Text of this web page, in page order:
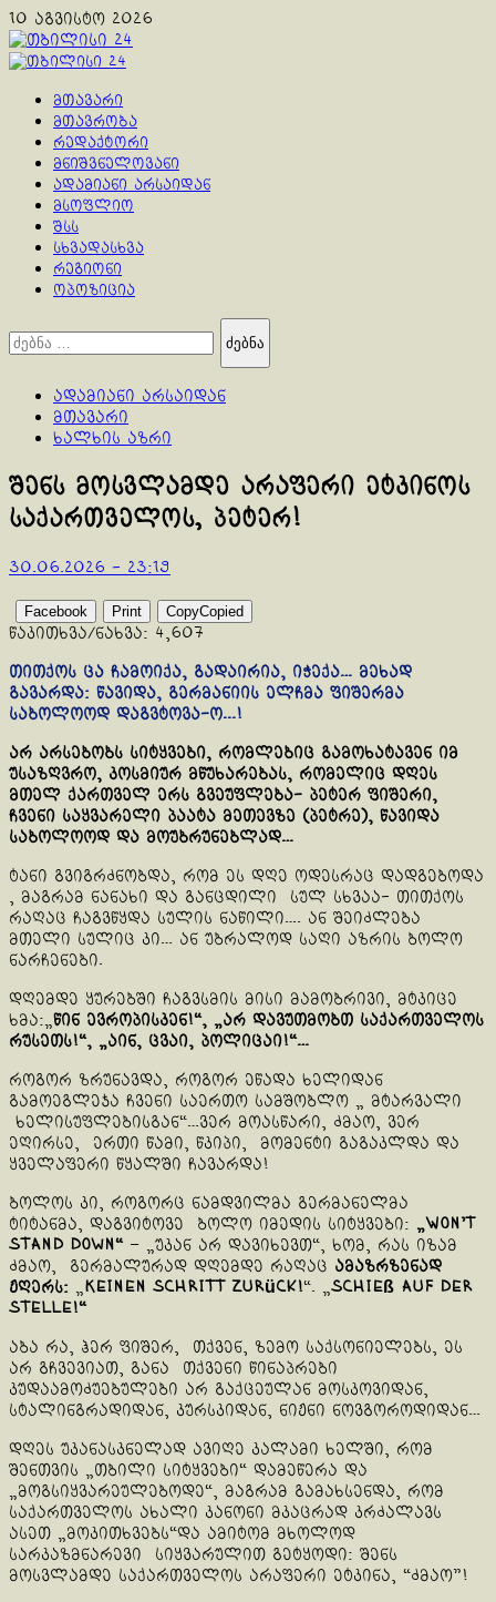
Skip
to
content
10 აგვისტო 2026
Primary
მთავარი
მთავრობა
რედაქტორი
მნიშვნელოვანი
ადამიანი არსაიდან
მსოფლიო
შსს
სხვადასხვა
რეგიონი
ოპოზიცია
ძებნა:
ადამიანი არსაიდან
მთავარი
ხალხის აზრი
შენს მოსვლამდე არაფერი ეტკინოს
საქართველოს, პეტერ!
30.06.2026 - 23:19
Facebook Print CopyCopied
წაკითხვა/ნახვა: 4,607
თითქოს ცა ჩამოიქა, გადაირია, იჭექა… მეხად
გავარდა: წავიდა, გერმანიის ელჩმა ფიშერმა
საბოლოოდ დაგვტოვა-ო...!
არ არსებობს სიტყვები, რომლებიც გამოხატავენ იმ
უსაზღვრო, კოსმიურ მწუხარებას, რომელიც დღეს
მთელ ქართველ ერს გვეუფლება- პეტერ ფიშერი,
ჩვენი საყვარელი პაატა მეთევზე (პეტრე), წავიდა
საბოლოოდ და მოუბრუნებლად…
ტანი გვიგრძნობდა, რომ ეს დღე ოდესრაც დადგებოდა
, მაგრამ ნანახი და განცდილი სულ სხვაა- თითქოს
რაღაც ჩაგვწყდა სულის ნაწილი…. ან შეიძლება
მთელი სულიც კი… ან უბრალოდ საღი აზრის ბოლო
ნარჩენები.
დღემდე ყურებში ჩაგვსმის მისი მამობრივი, მტკიცე
ხმა:„წინ ევროპისკენ!“, „არ დავუთმობთ საქართველოს
რუსეთს!“, „აინ, ცვაი, პოლიცაი!“…
როგორ ზრუნავდა, როგორ ეწადა ხელიდან
გამოეგლეჯა ჩვენი საერთო სამშობლო „ მტარვალი
ხელისუფლებისგან“…ვერ მოასწარი, ძმაო, ვერ
ეღირსე, ერთი წამი, წკიპი, მომენტი გაგაკლდა და
ყველაფერი წყალში ჩავარდა!
ბოლოს კი, როგორც ნამდვილმა გერმანელმა
ტიტანმა, დაგვიტოვე ბოლო იმედის სიტყვები: „Won’t
Stand Down“– „უკან არ დავიხევთ“, ხომ, რას იზამ
ძმაო, გერმალურად დღემდე რაღაც ამაზრზენად
ჟღერს: „Keinen Schritt zurück!“. „Schieß auf der
Stelle!“
აბა რა, ჰერ ფიშერ, თქვენ, ზემო საქსონიელებს, ეს
არ გჩვევიათ, განა თქვენი წინაპრები
კუდაამოძუებულები არ გაქცეულან მოსკოვიდან,
სტალინგრადიდან, კურსკიდან, ნიჟნი ნოვგოროდიდან…
დღეს უკანასკნელად ავიღე კალამი ხელში, რომ
შენთვის „თბილი სიტყვები“ დამეწერა და
„მოგსიყვარეულებოდე“, მაგრამ გამახსენდა, რომ
საქართველოს ახალი კანონი მკაცრად კრძალავს
ასეთ „მოკითხვებს“და ამიტომ მხოლოდ
სარკაზმნარევი სიყვარულით გეტყოდი: შენს
მოსვლამდე საქართველოს არაფერი ეტკინა, “ძმაო”!